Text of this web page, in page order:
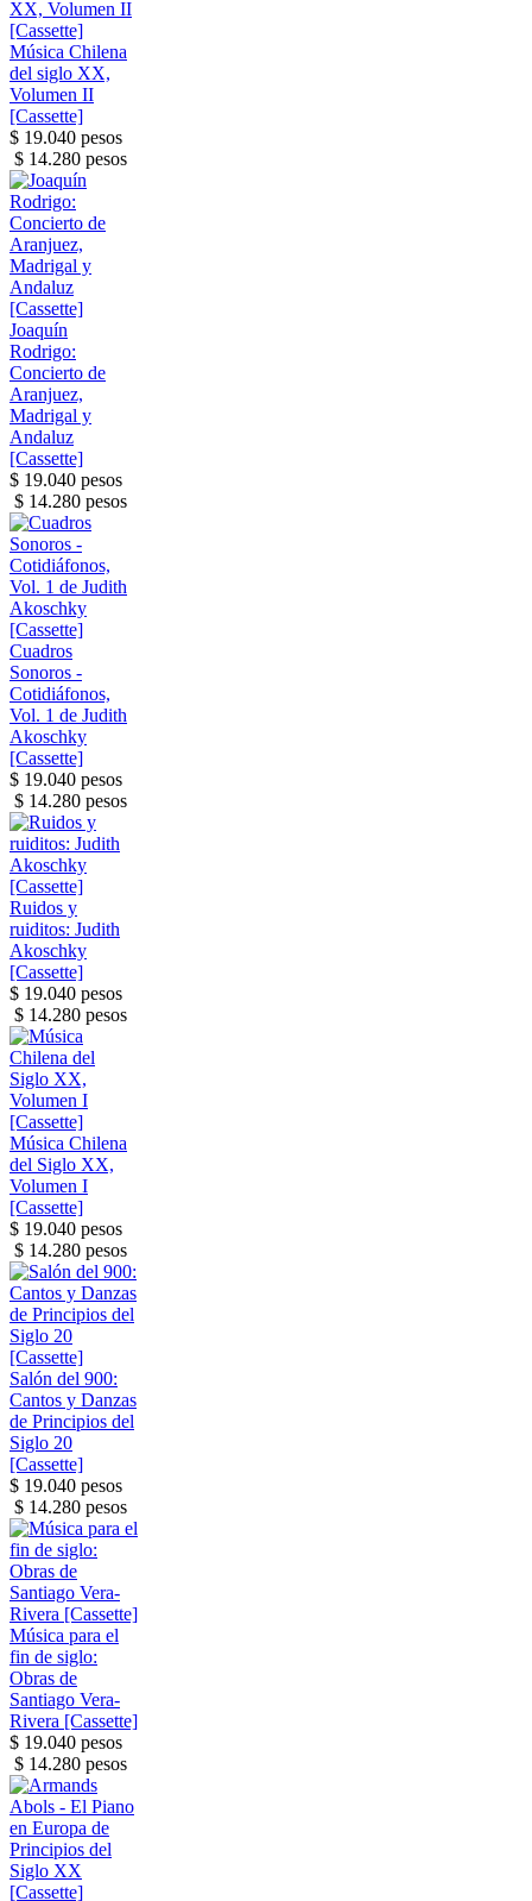
Música Chilena
del siglo XX,
Volumen II
[Cassette]
$ 19.040 pesos
$ 14.280 pesos
Joaquín
Rodrigo:
Concierto de
Aranjuez,
Madrigal y
Andaluz
[Cassette]
$ 19.040 pesos
$ 14.280 pesos
Cuadros
Sonoros -
Cotidiáfonos,
Vol. 1 de Judith
Akoschky
[Cassette]
$ 19.040 pesos
$ 14.280 pesos
Ruidos y
ruiditos: Judith
Akoschky
[Cassette]
$ 19.040 pesos
$ 14.280 pesos
Música Chilena
del Siglo XX,
Volumen I
[Cassette]
$ 19.040 pesos
$ 14.280 pesos
Salón del 900:
Cantos y Danzas
de Principios del
Siglo 20
[Cassette]
$ 19.040 pesos
$ 14.280 pesos
Música para el
fin de siglo:
Obras de
Santiago Vera-
Rivera [Cassette]
$ 19.040 pesos
$ 14.280 pesos